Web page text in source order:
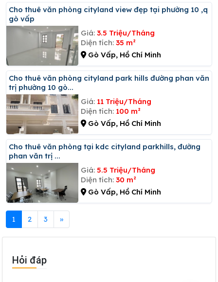
Cho thuê văn phòng cityland view đẹp tại phường 10 ,q
gò vấp
Giá: 3.5 Triệu/Tháng
Diện tích: 35 m²
Gò Vấp, Hồ Chí Minh
Cho thuê văn phòng cityland park hills đường phan văn
trị phường 10 gò...
Giá: 11 Triệu/Tháng
Diện tích: 100 m²
Gò Vấp, Hồ Chí Minh
Cho thuê văn phòng tại kdc cityland parkhills, đường
phan văn trị ...
Giá: 5.5 Triệu/Tháng
Diện tích: 30 m²
Gò Vấp, Hồ Chí Minh
1 2 3 »
Hỏi đáp